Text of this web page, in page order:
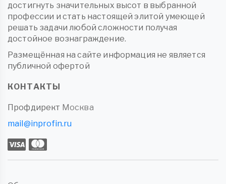
достигнуть значительных высот в выбранной
профессии и стать настоящей элитой умеющей
решать задачи любой сложности получая
достойное вознаграждение.
Размещённая на сайте информация не является
публичной офертой
КОНТАКТЫ
Профдирект Москва
mail@inprofin.ru